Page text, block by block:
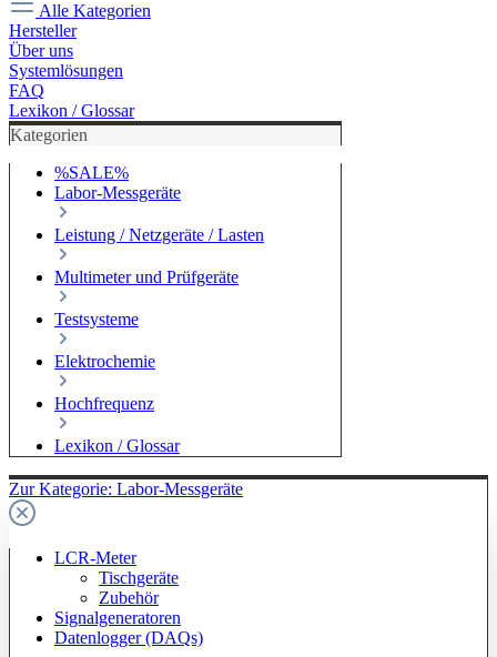
Alle Kategorien
Hersteller
Über uns
Systemlösungen
FAQ
Lexikon / Glossar
Kategorien
%SALE%
Labor-Messgeräte
Leistung / Netzgeräte / Lasten
Multimeter und Prüfgeräte
Testsysteme
Elektrochemie
Hochfrequenz
Lexikon / Glossar
Zur Kategorie: Labor-Messgeräte
LCR-Meter
Tischgeräte
Zubehör
Signalgeneratoren
Datenlogger (DAQs)